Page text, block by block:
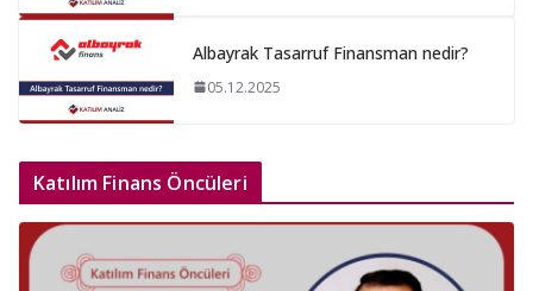
Albayrak Tasarruf Finansman nedir?
05.12.2025
Katılım Finans Öncüleri